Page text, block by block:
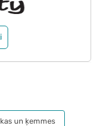
un ķemmes